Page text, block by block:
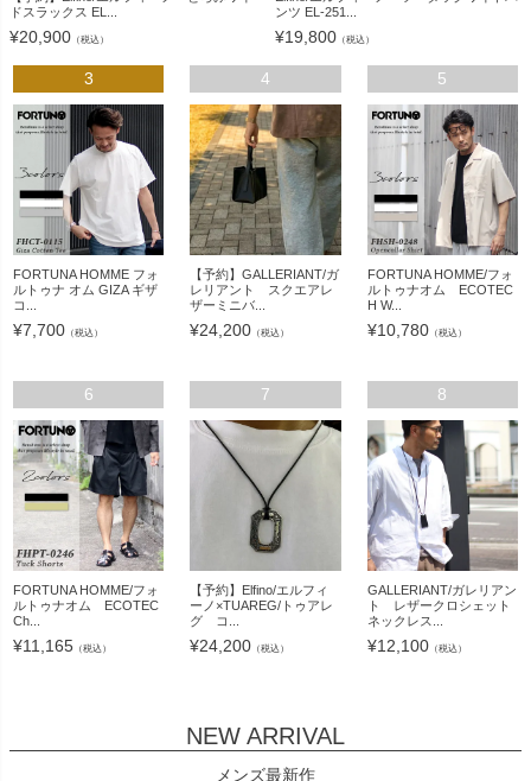
ドスラックス EL...
¥20,900 （税込）
ンツ EL-251...
¥19,800 （税込）
3
FORTUNA HOMME フォ
ルトゥナ オム GIZA ギザ
コ...
¥7,700 （税込）
4
【予約】GALLERIANT/ガ
レリアント スクエアレ
ザーミニバ...
¥24,200 （税込）
5
FORTUNA HOMME/フォ
ルトゥナオム ECOTEC
H W...
¥10,780（税込）
6
FORTUNA HOMME/フォ
ルトゥナオム ECOTEC
Ch...
¥11,165 （税込）
7
【予約】Elfino/エルフィ
ーノ×TUAREG/トゥアレ
グ コ...
¥24,200 （税込）
8
GALLERIANT/ガレリアン
ト レザークロシェット
ネックレス...
¥12,100（税込）
NEW ARRIVAL
メンズ最新作